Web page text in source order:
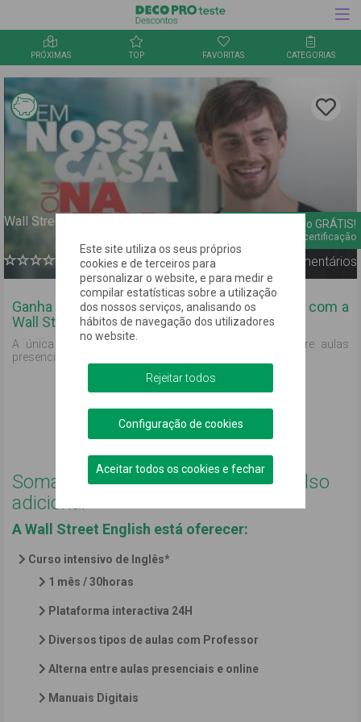
PRÓXIMAS TOP FAVORITAS CATEGORIAS
Inquérito
Informação Link Mágico
Clica
para
Wall Street English Portugal 1 mês intensivo GRÁTIS!
Com certificação
Comentários
Ganha um curso de inglês intensivo de verão com a
Wall Street Institute!
A única escola de Inglês em que podes alternar entre aulas
presenciais e aulas online de acordo com a tua vontade!
Saber Mais
Podemos ajudar?
Soma no teu mealheiro um reembolso
adicional
A Wall Street English está oferecer:
Curso intensivo de Inglês*
1 mês / 30horas
Plataforma interactiva 24H
Diversos tipos de aulas com Professor
Alterna entre aulas presenciais e online
Manuais Digitais
Este site utiliza os seus próprios
cookies e de terceiros para
personalizar o website, e para medir e
compilar estatísticas sobre a utilização
dos nossos serviços, analisando os
hábitos de navegação dos utilizadores
no website.
Configuração de cookies
Rejeitar todos
Aceitar todos os cookies e fechar